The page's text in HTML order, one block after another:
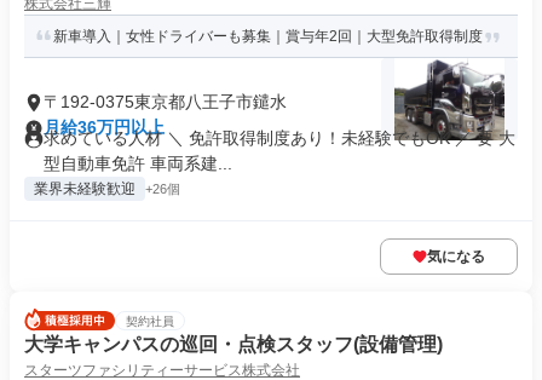
株式会社三輝
新車導入｜女性ドライバーも募集｜賞与年2回｜大型免許取得制度
〒192-0375東京都八王子市鑓水
月給36万円以上
求めている人材 ＼ 免許取得制度あり！未経験でもOK ／ 要 大
型自動車免許 車両系建...
業界未経験歓迎 +26個
気になる
契約社員
大学キャンパスの巡回・点検スタッフ(設備管理)
スターツファシリティーサービス株式会社